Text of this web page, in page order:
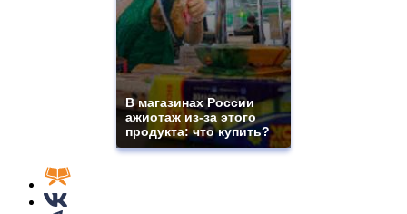
В магазинах России
ажиотаж из-за этого
продукта: что купить?